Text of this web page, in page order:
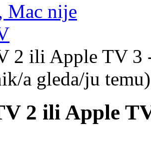
Mac nije
2 ili Apple TV 3
a gleda/ju
2 ili Apple